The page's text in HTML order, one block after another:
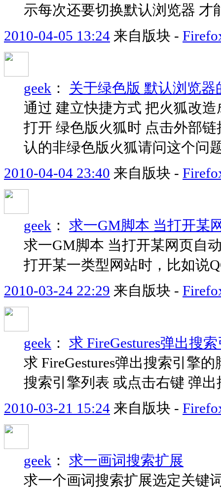
示每次还要切换默认浏览器
2010-04-05 13:24 来自版块 -
geek ： 关于绿色版 默认浏览器
通过 建立快捷方式 把火狐改
打开 绿色版火狐时 点击外部
认的非绿色版火狐请问这个问
2010-04-04 23:40 来自版块 -
geek ： 求一GM脚本 当打开某
求一GM脚本 当打开某网页自
打开某一类型网站时，比如说
2010-03-24 22:29 来自版块 -
geek ： 求 FireGestures弹出搜
求 FireGestures弹出搜索引擎
搜索引擎列表 或点击右键 弹
2010-03-21 15:24 来自版块 -
geek ： 求一画词搜索扩展
求一个画词搜索扩展选定关键